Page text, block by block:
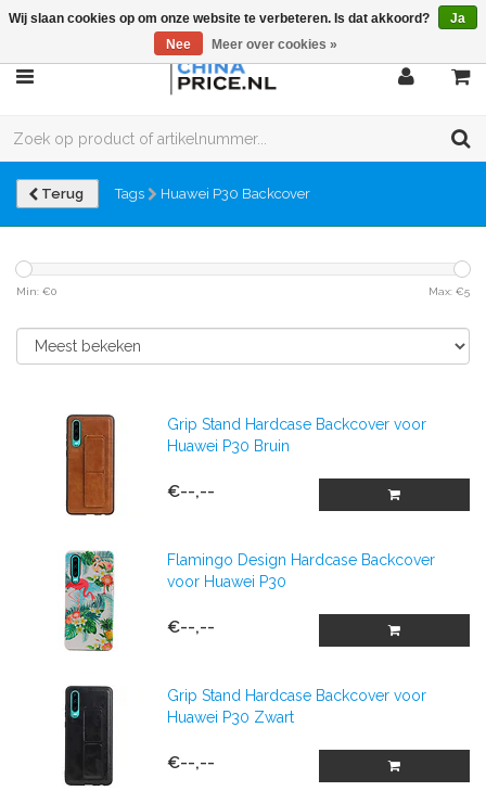
Terug Tags Huawei P30 Backcover
Min: €0 Max: €5
Grip Stand Hardcase Backcover voor
Huawei P30 Bruin
€--,--
Flamingo Design Hardcase Backcover
voor Huawei P30
€--,--
Grip Stand Hardcase Backcover voor
Huawei P30 Zwart
€--,--
Wij slaan cookies op om onze website te verbeteren. Is dat akkoord?
Ja
Nee
Meer over cookies »